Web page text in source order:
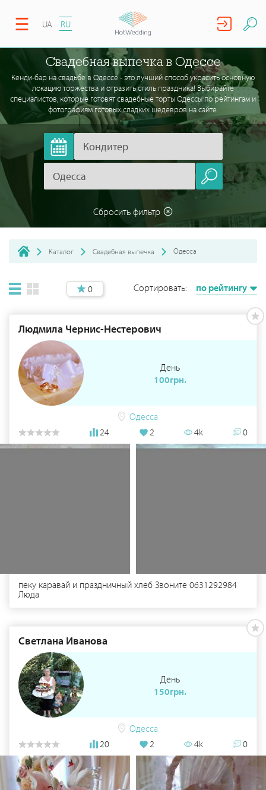
UA RU
Свадебная выпечка в Одессе
Кенди-бар на свадьбе в Одессе - это лучший способ украсить основную
локацию торжества и отразить стиль праздника! Выбирайте
специалистов, которые готовят свадебные торты Одессы по рейтингам и
фотографиям готовых сладких шедевров на сайте.
Сбросить фильтр
Каталог Свадебная выпечка Одесса
0 Сортировать: по рейтингу
Людмила Чернис-Нестерович
День
100грн.
Одесса
24
2 4k 0
пеку каравай и праздничный хлеб Звоните 0631292984
Люда
Светлана Иванова
День
150грн.
Одесса
20
2 4k 0